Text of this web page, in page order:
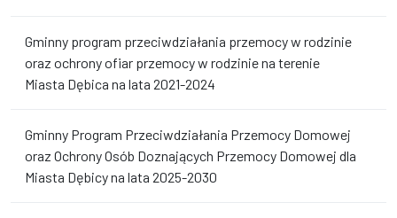
Gminny program przeciwdziałania przemocy w rodzinie
oraz ochrony ofiar przemocy w rodzinie na terenie
Miasta Dębica na lata 2021-2024
Gminny Program Przeciwdziałania Przemocy Domowej
oraz Ochrony Osób Doznających Przemocy Domowej dla
Miasta Dębicy na lata 2025-2030